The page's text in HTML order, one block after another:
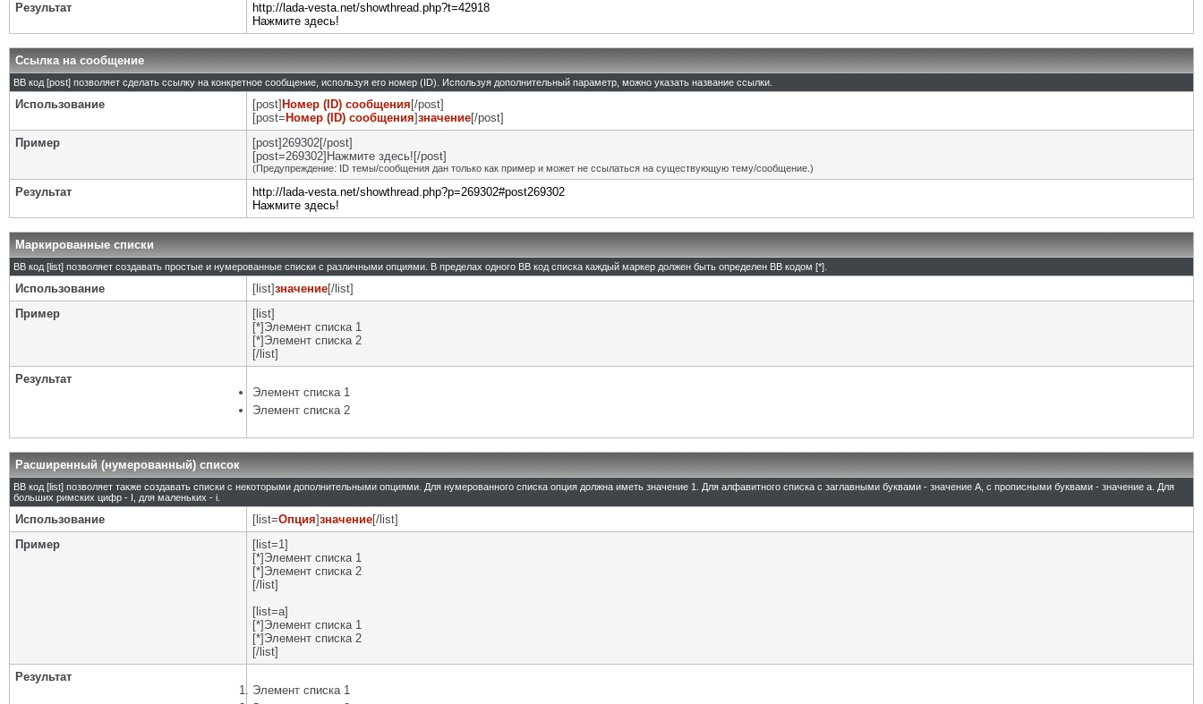
Результат
http://lada-vesta.net/showthread.php?t=42918
Нажмите здесь!
Ссылка на сообщение
BB код [post] позволяет сделать ссылку на конкретное сообщение, используя его номер (ID). Используя дополнительный параметр, можно указать название ссылки.
Использование [post] Номер (ID) сообщения [/post]
[post= Номер (ID) сообщения]значение[/post]
Пример
[post]269302[/post]
[post=269302]Нажмите здесь![/post]
(Предупреждение: ID темы/сообщения дан только как пример и может не ссылаться на существующую тему/сообщение.)
Результат
http://lada-vesta.net/showthread.php?p=269302#post269302
Нажмите здесь!
Маркированные списки
BB код [list] позволяет создавать простые и нумерованные списки с различными опциями. В пределах одного BB код списка каждый маркер должен быть определен BB кодом [*].
Использование [list]значение[/list]
Пример
[list]
[*]Элемент списка 1
[*]Элемент списка 2
[/list]
Результат
Элемент списка 1
Элемент списка 2
Расширенный (нумерованный) список
BB код [list] позволяет также создавать списки с некоторыми дополнительными опциями. Для нумерованного списка опция должна иметь значение 1. Для алфавитного списка с заглавными буквами - значение A, с прописными буквами - значение а. Для
больших римских цифр - I, для маленьких - i.
Использование [list=Опция]значение[/list]
Пример
[list=1]
[*]Элемент списка 1
[*]Элемент списка 2
[/list]
[list=a]
[*]Элемент списка 1
[*]Элемент списка 2
[/list]
Результат
Элемент списка 1